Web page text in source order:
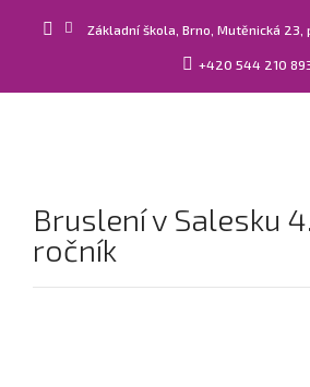
  Základní škola, Brno, Mutěnická 23,
 +420 544 210
Bruslení v Salesku
ročník